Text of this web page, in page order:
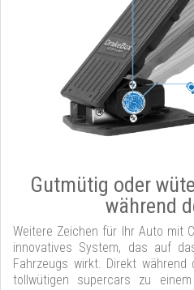
Gutmütig oder
während
Weitere Zeichen für Ihr Auto mit
innovatives System, das auf
Fahrzeugs wirkt. Direkt
tollwütigen supercars zu